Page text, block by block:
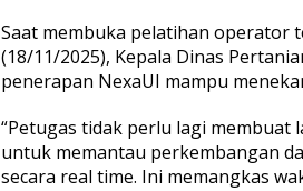
Saat membuka pelatihan operator
(18/11/2025), Kepala Dinas
penerapan NexaUI mampu
“Petugas tidak perlu lagi
untuk memantau perkembangan
secara real time. Ini memangkas